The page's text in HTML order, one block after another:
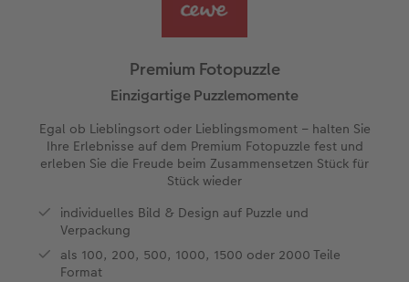
Personalisierter Schuber
CEWE FOTOBUCH Kids
Einband mit Leder und Leinen
Erste Schritte
Bestellwege
Nature Prints
Fotosets
Fotosticker
Sofortfotos
Passfotos
Photo Streetmap Poster
hexxas
Acrylglas
Alu Dibond
Foto auf Holz
Weitere Anlässe
Fotokarten
Postkarten
Einzelkarten im Direktversand
Haustiere
Faber-Castell
Art Prints
Foto-Geschenkbox
Silikonhüllen
Lederhüllen
Holzhülle
Handykette
Mit Design
Wandkalender mit Design
Wandkalender A4 Panorama
Wandkalender A3
Tischkalender Quadratisch
Zubehör
Sofortgrusskarten
Sofortcollagen
Mehrteilige Sofortfotos
Biometrische Passfotos
Filiale finden
Zum Geburtstag
Geschenke zum Abschied
Fotogeschenke zum Osterfest
für Brautpaare
für den JGA
Fotowettbewerbe
Kundengeschichten
Premium Fotopuzzle
Einzigartige Puzzlemomente
Egal ob Lieblingsort oder Lieblingsmoment – halten Sie
Ihre Erlebnisse auf dem Premium Fotopuzzle fest und
erleben Sie die Freude beim Zusammensetzen Stück für
Stück wieder
individuelles Bild & Design auf Puzzle und
Verpackung
als 100, 200, 500, 1000, 1500 oder 2000 Teile
Format